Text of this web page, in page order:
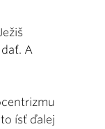
A
ísť ďalej